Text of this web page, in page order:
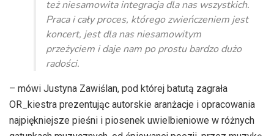
też niesamowita integracja dla nas wszystkich.
Praca i cały proces, którego zwieńczeniem jest
koncert, jest dla nas niesamowitym
przeżyciem i daje nam po prostu bardzo dużo
radości.
– mówi Justyna Zawiślan, pod której batutą zagrała
OR_ kiestra prezentując autorskie aranżacje i opracowania
najpiękniejsze pieśni i piosenek uwielbieniowe w różnych